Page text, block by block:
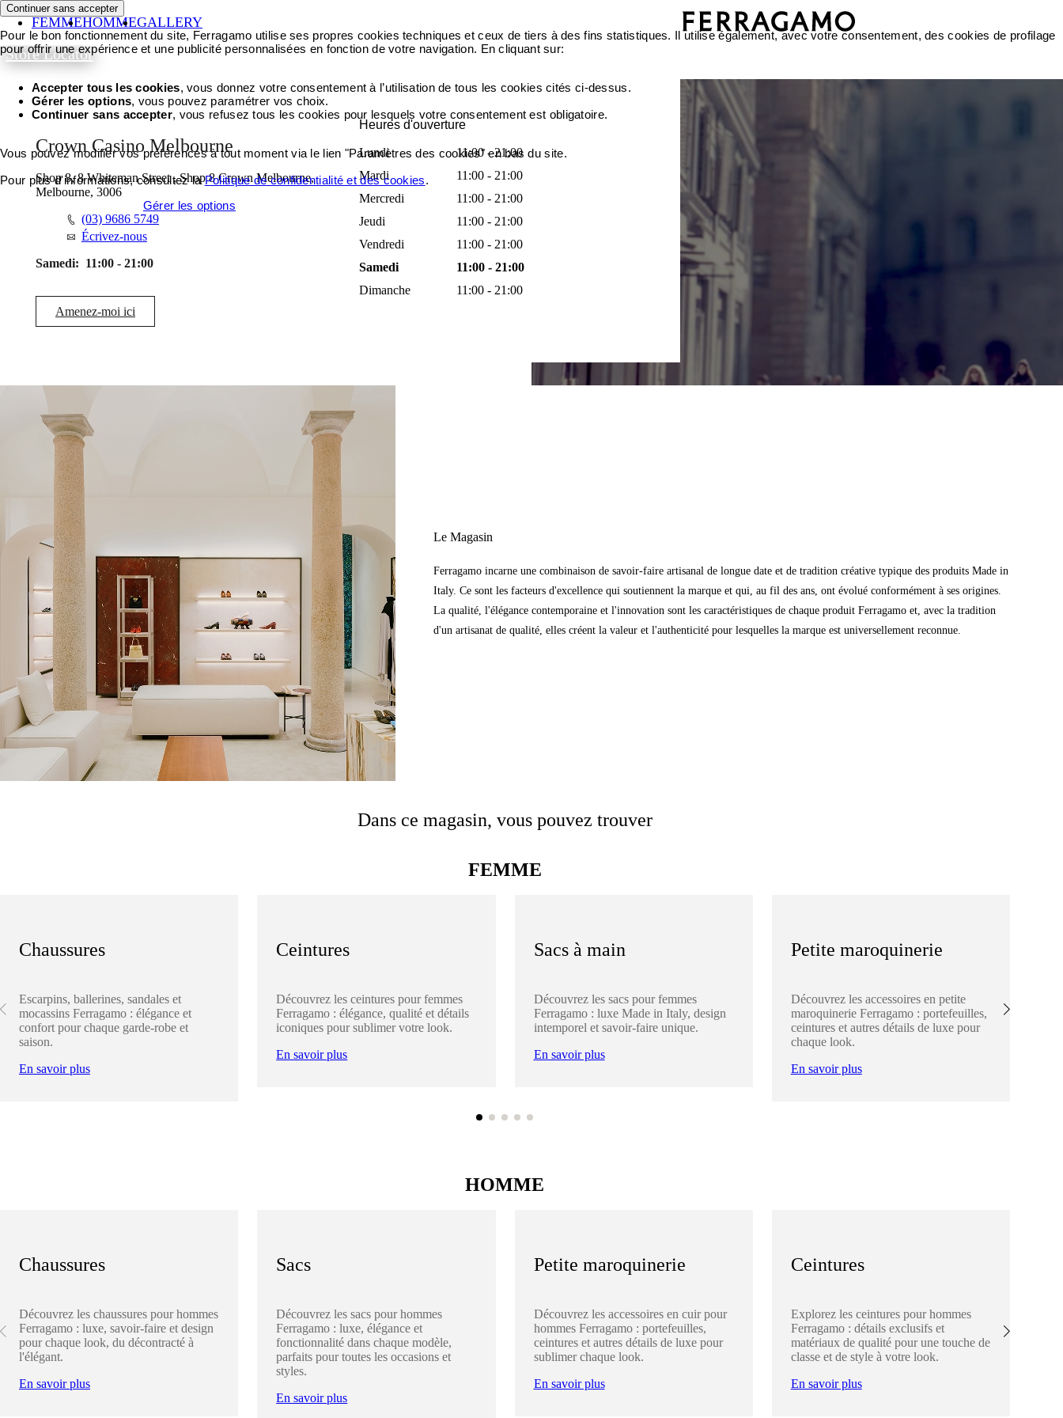
FEMMEHOMMEGALLERY
Store Locator
Crown Casino Melbourne
Shop 8, 8 Whiteman Street , Shop 8 Crown Melbourne,
Melbourne, 3006
(03) 9686 5749
Écrivez-nous
Samedi: 11:00 - 21:00
Amenez-moi ici
Heures d'ouverture
Lundi
11:00 - 21:00
Mardi
11:00 - 21:00
Mercredi
11:00 - 21:00
Jeudi
11:00 - 21:00
Vendredi
11:00 - 21:00
Samedi
11:00 - 21:00
Dimanche
11:00 - 21:00
Le Magasin
Ferragamo incarne une combinaison de savoir-faire artisanal de longue date et de tradition créative typique des produits Made in
Italy. Ce sont les facteurs d'excellence qui soutiennent la marque et qui, au fil des ans, ont évolué conformément à ses origines.
La qualité, l'élégance contemporaine et l'innovation sont les caractéristiques de chaque produit Ferragamo et, avec la tradition
d'un artisanat de qualité, elles créent la valeur et l'authenticité pour lesquelles la marque est universellement reconnue.
Dans ce magasin, vous pouvez trouver
FEMME
Chaussures
Escarpins, ballerines, sandales et
mocassins Ferragamo : élégance et
confort pour chaque garde-robe et
saison.
En savoir plus
Ceintures
Découvrez les ceintures pour femmes
Ferragamo : élégance, qualité et détails
iconiques pour sublimer votre look.
En savoir plus
Sacs à main
Découvrez les sacs pour femmes
Ferragamo : luxe Made in Italy, design
intemporel et savoir-faire unique.
En savoir plus
Petite maroquinerie
Découvrez les accessoires en petite
maroquinerie Ferragamo : portefeuilles,
ceintures et autres détails de luxe pour
chaque look.
En savoir plus
HOMME
Chaussures
Découvrez les chaussures pour hommes
Ferragamo : luxe, savoir-faire et design
pour chaque look, du décontracté à
l'élégant.
En savoir plus
Sacs
Découvrez les sacs pour hommes
Ferragamo : luxe, élégance et
fonctionnalité dans chaque modèle,
parfaits pour toutes les occasions et
styles.
En savoir plus
Petite maroquinerie
Découvrez les accessoires en cuir pour
hommes Ferragamo : portefeuilles,
ceintures et autres détails de luxe pour
sublimer chaque look.
En savoir plus
Ceintures
Explorez les ceintures pour hommes
Ferragamo : détails exclusifs et
matériaux de qualité pour une touche de
classe et de style à votre look.
En savoir plus
Continuer sans accepter
Pour le bon fonctionnement du site, Ferragamo utilise ses propres cookies techniques et ceux de tiers à des fins statistiques. Il utilise également, avec votre consentement, des cookies de profilage
pour offrir une expérience et une publicité personnalisées en fonction de votre navigation. En cliquant sur:
Accepter tous les cookies, vous donnez votre consentement à l’utilisation de tous les cookies cités ci-dessus.
Gérer les options, vous pouvez paramétrer vos choix.
Continuer sans accepter, vous refusez tous les cookies pour lesquels votre consentement est obligatoire.
Vous pouvez modifier vos préférences à tout moment via le lien "Paramètres des cookies" en bas du site.
Pour plus d'informations, consultez laPolitique de confidentialité et des cookies.
Gérer les options